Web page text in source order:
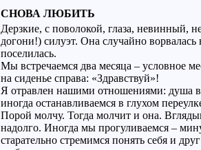
СНОВА ЛЮБИТЬ
Дерзкие, с поволокой, глаза, невинный,
догони!) силуэт. Она случайно
поселилась.
Мы встречаемся два месяца – условное
на сиденье справа: «Здравствуй»!
Я отравлен нашими отношениями: душа
иногда останавливаемся в глухом
Порой молчу. Тогда молчит и она.
надолго. Иногда мы прогуливаемся –
старательно стремимся понять себя и